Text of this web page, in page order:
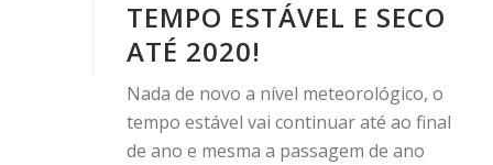
TEMPO ESTÁVEL E SECO
ATÉ 2020!
Nada de novo a nível meteorológico, o
tempo estável vai continuar até ao final
de ano e mesma a passagem de ano